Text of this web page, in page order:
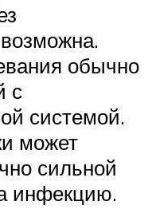
обычно
с
системой.
может
сильной
инфекцию.